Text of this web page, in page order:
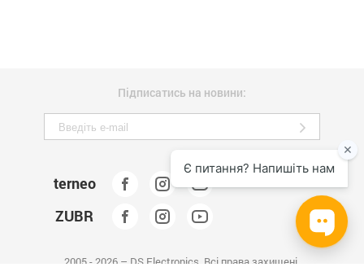
Підписатись на новини:
terneo
ZUBR
2005 - 2026 – DS Electronics. Всі права захищені.